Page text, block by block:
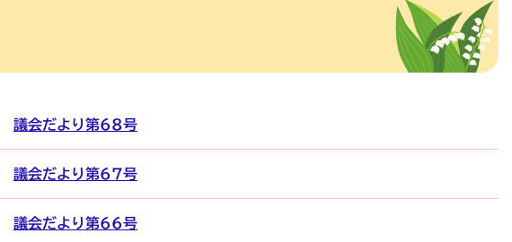
議会だより第68号
議会だより第67号
議会だより第66号